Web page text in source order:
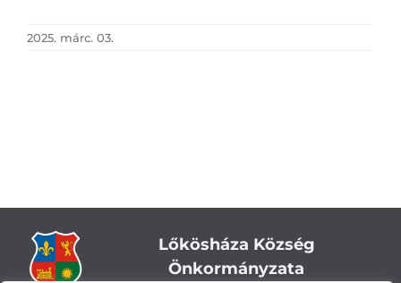
2025. márc. 03.
Lőkösháza Község
Önkormányzata